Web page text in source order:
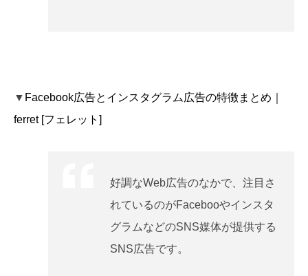
▼ Facebook広告とインスタグラム広告の特徴まとめ｜
ferret [フェレット]
好調なWeb広告のなかで、注目さ
れているのがFacebooやインスタ
グラムなどのSNS媒体が提供する
SNS広告です。